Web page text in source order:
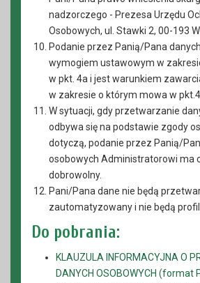
nadzorczego - Prezesa Urzędu
Osobowych, ul. Stawki 2, 00-193
Podanie przez Panią/Pana
wymogiem ustawowym w
w pkt. 4a i jest warunkiem
w zakresie o którym mowa w
W sytuacji, gdy przetwarzanie
odbywa się na podstawie zgody
dotyczą, podanie przez Panią/
osobowych Administratorowi ma
dobrowolny.
Pani/Pana dane nie będą
zautomatyzowany i nie będą
Do pobrania:
KLAUZULA INFORMACYJNA O
DANYCH OSOBOWYCH (format